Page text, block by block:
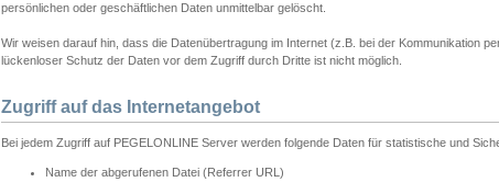
persönlichen oder geschäftlichen Daten unmittelbar gelöscht.
Wir weisen darauf hin, dass die Datenübertragung im Internet (z.B. bei der Kommunikation
lückenloser Schutz der Daten vor dem Zugriff durch Dritte ist nicht möglich.
Zugriff auf das Internetangebot
Bei jedem Zugriff auf PEGELONLINE Server werden folgende Daten für statistische und
Name der abgerufenen Datei (Referrer URL)